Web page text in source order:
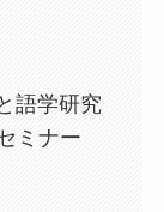
語学研究
ミナー